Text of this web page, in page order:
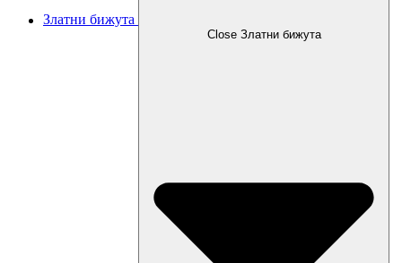
Златни бижута
Close Златни бижута